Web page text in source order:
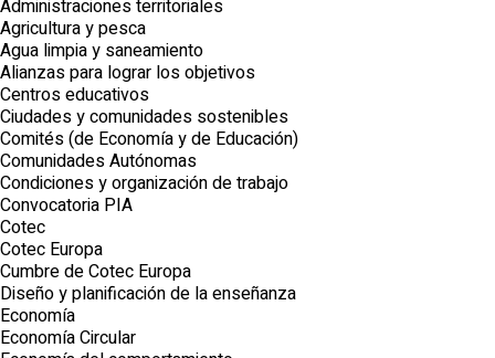
Administraciones territoriales
Agricultura y pesca
Agua limpia y saneamiento
Alianzas para lograr los objetivos
Centros educativos
Ciudades y comunidades sostenibles
Comités (de Economía y de Educación)
Comunidades Autónomas
Condiciones y organización de trabajo
Convocatoria PIA
Cotec
Cotec Europa
Cumbre de Cotec Europa
Diseño y planificación de la enseñanza
Economía
Economía Circular